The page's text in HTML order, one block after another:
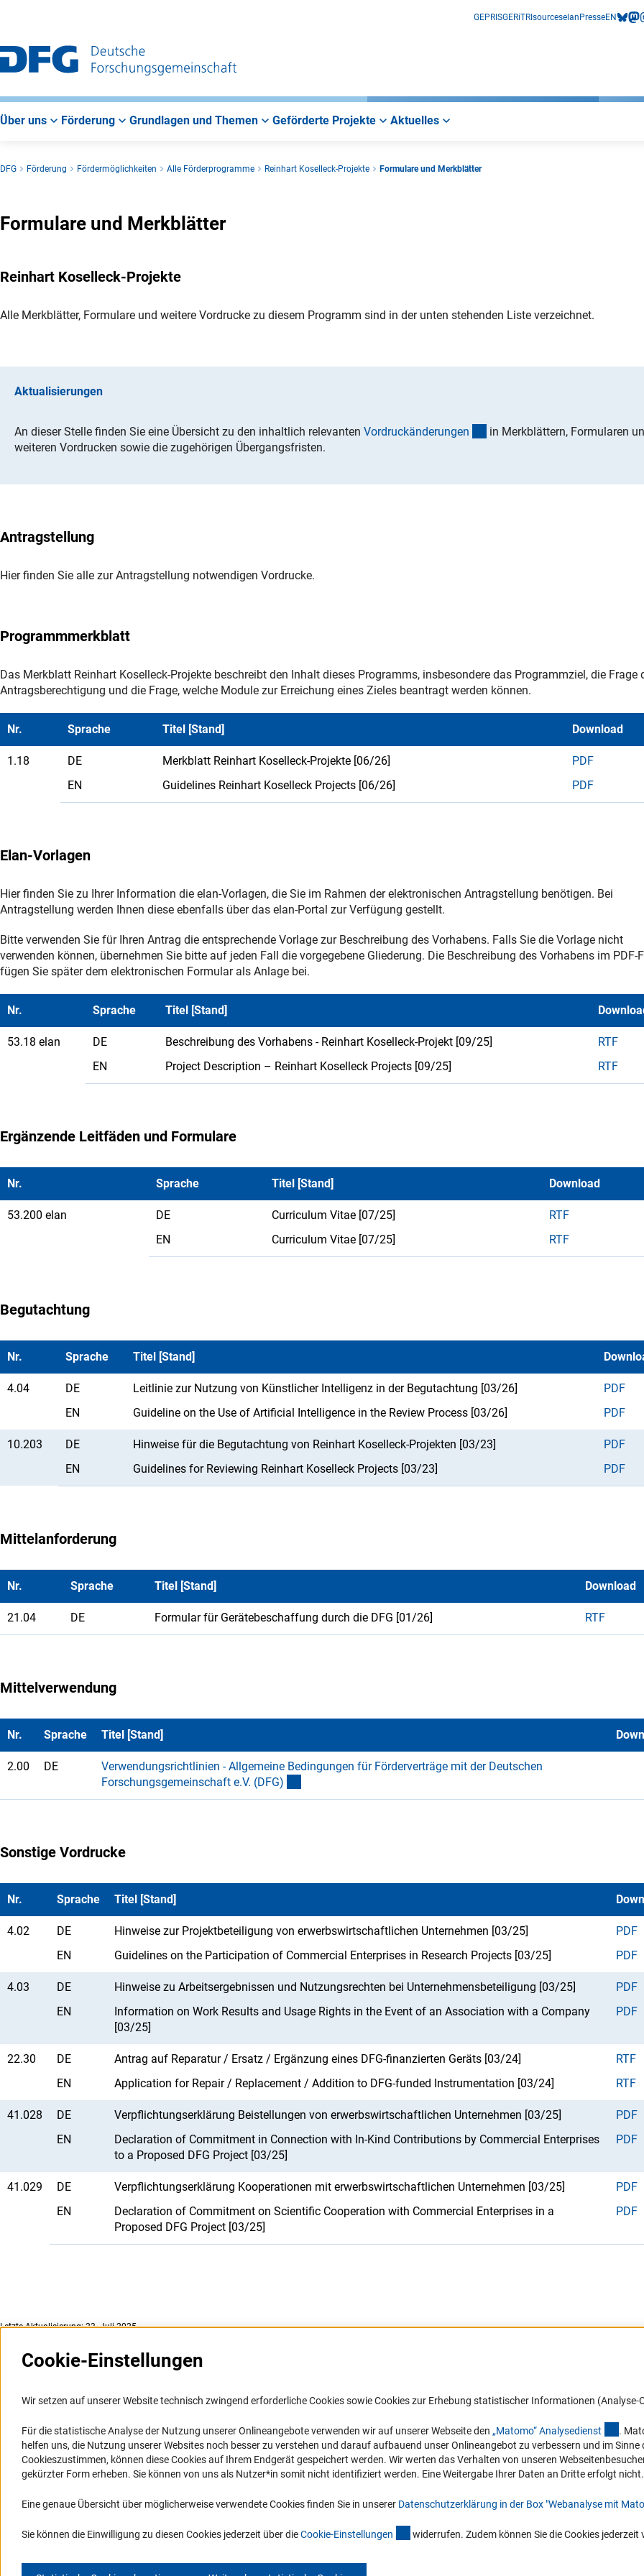
GEPRISGERiTRIsourceselan PresseEN
Über uns Förderung Grundlagen und Themen Geförderte Projekte Aktuelles
DFG Förderung Fördermöglichkeiten Alle Förderprogramme Reinhart Koselleck-Projekte Formulare und Merkblätter
Formulare und Merkblätter
Reinhart Koselleck-Projekte
Alle Merkblätter, Formulare und weitere Vordrucke zu diesem Programm sind in der unten stehenden Liste verzeichnet.
Aktualisierungen
An dieser Stelle finden Sie eine Übersicht zu den inhaltlich relevanten Vordruckänderungen (Download)
in Merkblättern, Formularen
weiteren Vordrucken sowie die zugehörigen Übergangsfristen.
Antragstellung
Hier finden Sie alle zur Antragstellung notwendigen Vordrucke.
Programmmerkblatt
Das Merkblatt Reinhart Koselleck-Projekte beschreibt den Inhalt dieses Programms, insbesondere das Programmziel, die Frage
Antragsberechtigung und die Frage, welche Module zur Erreichung eines Zieles beantragt werden können.
Nr. Sprache Titel [Stand] Download
1.18 DE Merkblatt Reinhart Koselleck-Projekte [06/26]
PDF
EN
Guidelines Reinhart Koselleck Projects [06/26] PDF
Elan-Vorlagen
Hier finden Sie zu Ihrer Information die elan-Vorlagen, die Sie im Rahmen der elektronischen Antragstellung benötigen. Bei
Antragstellung werden Ihnen diese ebenfalls über das elan-Portal zur Verfügung gestellt.
Bitte verwenden Sie für Ihren Antrag die entsprechende Vorlage zur Beschreibung des Vorhabens. Falls Sie die Vorlage nicht
verwenden können, übernehmen Sie bitte auf jeden Fall die vorgegebene Gliederung. Die Beschreibung des Vorhabens im PDF-
fügen Sie später dem elektronischen Formular als Anlage bei.
Nr. Sprache Titel [Stand]
53.18 elan DE Beschreibung des Vorhabens - Reinhart Koselleck-Projekt [09/25]
RTF
EN
Project Description – Reinhart Koselleck Projects [09/25] RTF
Ergänzende Leitfäden und Formulare
Nr. Sprache Titel [Stand] Download
53.200 elan DE Curriculum Vitae [07/25]
RTF
EN
Curriculum Vitae [07/25] RTF
Begutachtung
Nr. Sprache Titel [Stand]
4.04 DE Leitlinie zur Nutzung von Künstlicher Intelligenz in der Begutachtung [03/26]
PDF
EN
Guideline on the Use of Artificial Intelligence in the Review Process [03/26] PDF
10.203 DE Hinweise für die Begutachtung von Reinhart Koselleck-Projekten [03/23]
PDF
EN
Guidelines for Reviewing Reinhart Koselleck Projects [03/23] PDF
Mittelanforderung
Nr. Sprache Titel [Stand] Download
21.04 DE Formular für Gerätebeschaffung durch die DFG [01/26] RTF
Mittelverwendung
Nr. Sprache Titel [Stand]
2.00 DE
Verwendungsrichtlinien - Allgemeine Bedingungen für Förderverträge mit der Deutschen
Forschungsgemeinschaft e.V. (DFG)
Sonstige Vordrucke
Nr. Sprache Titel [Stand]
4.02 DE Hinweise zur Projektbeteiligung von erwerbswirtschaftlichen Unternehmen [03/25]
PDF
EN
Guidelines on the Participation of Commercial Enterprises in Research Projects [03/25] PDF
4.03 DE Hinweise zu Arbeitsergebnissen und Nutzungsrechten bei Unternehmensbeteiligung [03/25]
PDF
EN
Information on Work Results and Usage Rights in the Event of an Association with a Company
[03/25]
PDF
22.30 DE Antrag auf Reparatur / Ersatz / Ergänzung eines DFG-finanzierten Geräts [03/24]
RTF
EN
Application for Repair / Replacement / Addition to DFG-funded Instrumentation [03/24] RTF
41.028 DE Verpflichtungserklärung Beistellungen von erwerbswirtschaftlichen Unternehmen [03/25]
PDF
EN
Declaration of Commitment in Connection with In-Kind Contributions by Commercial Enterprises
to a Proposed DFG Project [03/25]
PDF
41.029 DE Verpflichtungserklärung Kooperationen mit erwerbswirtschaftlichen Unternehmen [03/25]
PDF
EN
Declaration of Commitment on Scientific Cooperation with Commercial Enterprises in a
Proposed DFG Project [03/25]
PDF
Letzte Aktualisierung: 23. Juli 2025
Informationssysteme
Portal Wissenschaftliche Integrität
GEPRIS
GEPRIS historisch
RIsources
FAQ
Karriere
Logo und Corporate Design
Vergabeverfahren
mit Behinderungen
Erklärung zur Barrierefreiheit
Barriere melden
in Ihr Mailpostfach oder schauen
die Ausgaben online an.
Zum Newsletter
Cookie-Einstellungen
Wir setzen auf unserer Website technisch zwingend erforderliche Cookies sowie Cookies zur Erhebung statistischer Informationen (Analyse-
Für die statistische Analyse der Nutzung unserer Onlineangebote verwenden wir auf unserer Webseite den „Matomo“ Analysedienst
.
helfen uns, die Nutzung unserer Websites noch besser zu verstehen und darauf aufbauend unser Onlineangebot zu verbessern und im
Cookieszustimmen, können diese Cookies auf Ihrem Endgerät gespeichert werden. Wir werten das Verhalten von unseren
gekürzter Form erheben. Sie können von uns als Nutzer*in somit nicht identifiziert werden. Eine Weitergabe Ihrer Daten an Dritte erfolgt nicht.
Eine genaue Übersicht über möglicherweise verwendete Cookies finden Sie in unserer Datenschutzerklärung in der Box "Webanalyse mit
Sie können die Einwilligung zu diesen Cookies jederzeit über dieCookie-Einstellungen (interner Link)
widerrufen. Zudem können Sie die Cookies